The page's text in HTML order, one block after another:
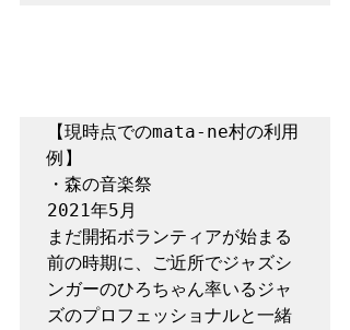
【現時点でのmata-ne村の利用
例】
・森の音楽祭
2021年5月
まだ開拓ボランティアが始まる
前の時期に、ご近所でジャズシ
ンガーのひろちゃん率いるジャ
ズのプロフェッショナルと一緒